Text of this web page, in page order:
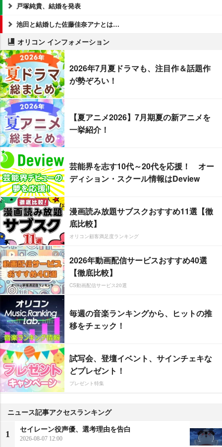
戸塚純貴、結婚を発表
池田と結婚した佐藤佳奈アナとは…
オリコン インフォメーション
2026年7月夏ドラマも、注目作＆話題作
が勢ぞろい！
【夏アニメ2026】7月期夏の新アニメを
一挙紹介！
芸能界を志す10代～20代を応援！ オー
ディション・スクール情報はDeview
漫画読み放題サブスクおすすめ11選【徹
底比較】
オリコン顧客満足度ランキング
2026年動画配信サービスおすすめ40選
【徹底比較】
CS動画配信サービス20選
毎週の音楽ランキングから、ヒットの推
移をチェック！
試写会、登壇イベント、サインチェキな
どプレゼント！
プレゼント特集
ニュース記事アクセスランキング
1
セイレーン役声優、選考理由を告白
2026-08-07 12:00